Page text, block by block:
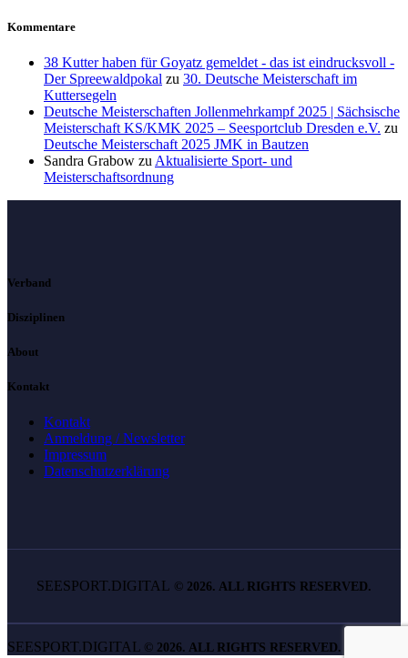
Kommentare
38 Kutter haben für Goyatz gemeldet - das ist eindrucksvoll -
Der Spreewaldpokal zu 30. Deutsche Meisterschaft im
Kuttersegeln
Deutsche Meisterschaften Jollenmehrkampf 2025 | Sächsische
Meisterschaft KS/KMK 2025 – Seesportclub Dresden e.V. zu
Deutsche Meisterschaft 2025 JMK in Bautzen
Sandra Grabow zu Aktualisierte Sport- und
Meisterschaftsordnung
Verband
Disziplinen
About
Kontakt
Kontakt
Anmeldung / Newsletter
Impressum
Datenschutzerklärung
SEESPORT.DIGITAL © 2026. ALL RIGHTS RESERVED.
SEESPORT.DIGITAL © 2026. ALL RIGHTS RESERVED.